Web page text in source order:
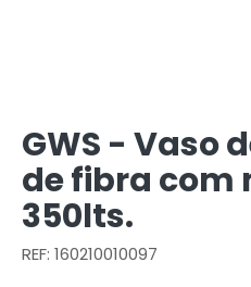
GWS - Vaso
de fibra com
350lts.
REF: 160210010097